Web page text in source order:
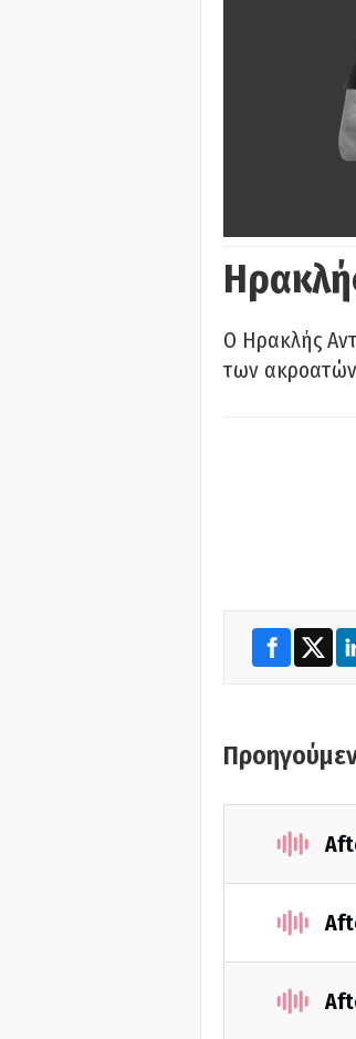
Ο Ηρακλής
των ακροατών